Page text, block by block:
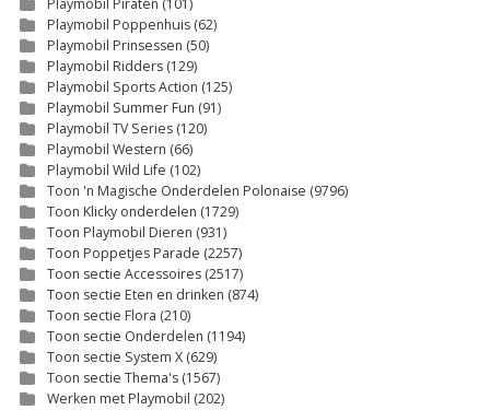
Playmobil Piraten (101)
Playmobil Poppenhuis (62)
Playmobil Prinsessen (50)
Playmobil Ridders (129)
Playmobil Sports Action (125)
Playmobil Summer Fun (91)
Playmobil TV Series (120)
Playmobil Western (66)
Playmobil Wild Life (102)
Toon 'n Magische Onderdelen Polonaise (9796)
Toon Klicky onderdelen (1729)
Toon Playmobil Dieren (931)
Toon Poppetjes Parade (2257)
Toon sectie Accessoires (2517)
Toon sectie Eten en drinken (874)
Toon sectie Flora (210)
Toon sectie Onderdelen (1194)
Toon sectie System X (629)
Toon sectie Thema's (1567)
Werken met Playmobil (202)